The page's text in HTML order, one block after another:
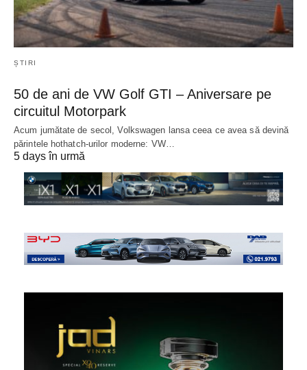
ȘTIRI
50 de ani de VW Golf GTI – Aniversare pe
circuitul Motorpark
Acum jumătate de secol, Volkswagen lansa ceea ce avea să devină
părintele hothatch-urilor moderne: VW…
5 days în urmă